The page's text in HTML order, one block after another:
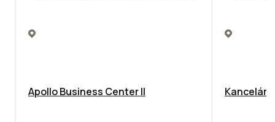
Apollo Business Center II